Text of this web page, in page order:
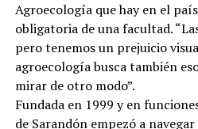
Agroecología que hay en el
obligatoria de una facultad.
pero tenemos un prejuicio
agroecología busca también
mirar de otro modo”.
Fundada en 1999 y en
de Sarandón empezó a